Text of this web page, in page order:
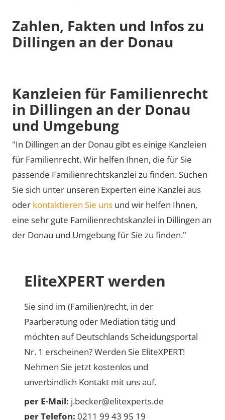
Zahlen, Fakten und Infos zu
Dillingen an der Donau
Kanzleien für Familienrecht
in Dillingen an der Donau
und Umgebung
"In Dillingen an der Donau gibt es einige Kanzleien
für Familienrecht. Wir helfen Ihnen, die für Sie
passende Familienrechtskanzlei zu finden. Suchen
Sie sich unter unseren Experten eine Kanzlei aus
oder kontaktieren Sie uns und wir helfen Ihnen,
eine sehr gute Familienrechtskanzlei in Dillingen an
der Donau und Umgebung für Sie zu finden."
EliteXPERT werden
Sie sind im (Familien)recht, in der
Paarberatung oder Mediation tätig und
möchten auf Deutschlands Scheidungsportal
Nr. 1 erscheinen? Werden Sie EliteXPERT!
Nehmen Sie jetzt kostenlos und
unverbindlich Kontakt mit uns auf.
per E-Mail: j.becker@elitexperts.de
per Telefon: 0211 99 43 95 19